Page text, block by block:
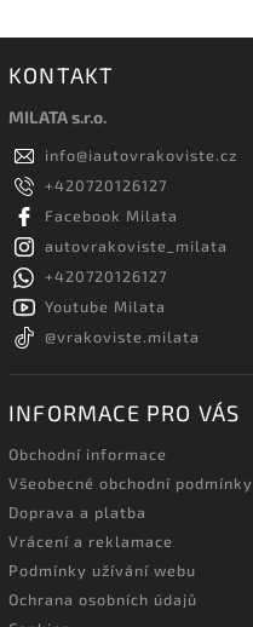
KONTAKT
MILATA s.r.o.
info@iautovrakoviste.cz
+420720126127
Facebook Milata
autovrakoviste_milata
+420720126127
Youtube Milata
@vrakoviste.milata
INFORMACE PRO VÁS
Obchodní informace
Všeobecné obchodní podmínky
Doprava a platba
Vrácení a reklamace
Podmínky užívání webu
Ochrana osobních údajů